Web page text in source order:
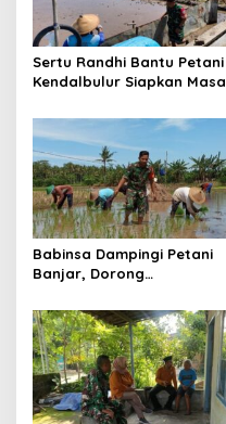
Sertu Randhi Bantu Petani
Kendalbulur Siapkan Masa
Babinsa Dampingi Petani
Banjar, Dorong
Ketahanan Pangan